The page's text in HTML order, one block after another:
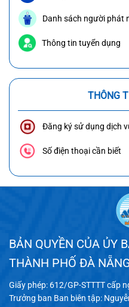
Danh sách người phát
Thông tin tuyển dụng
THÔNG
Đăng ký sử dụng dịch
Số điện thoại cần biết
BẢN QUYỀN CỦA ỦY
THÀNH PHỐ ĐÀ
Giấy phép: 612/GP-STTTT cấp
Trưởng ban Ban biên tập: